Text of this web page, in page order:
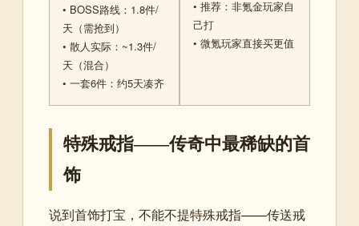
• BOSS路线：1.8件/
天（需抢到）
• 散人实际：~1.3件/
天（混合）
• 一套6件：约5天凑齐
• 推荐：非氪金玩家自
己打
• 微氪玩家直接买更值
特殊戒指——传奇中最稀缺的首
饰
说到首饰打宝，不能不提特殊戒指——传送戒